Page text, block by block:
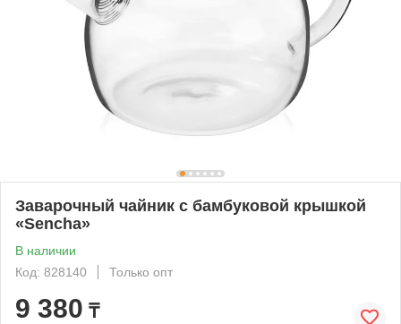
Заварочный чайник с бамбуковой крышкой
«Sencha»
В наличии
Код: 828140
Только опт
9 380 ₸